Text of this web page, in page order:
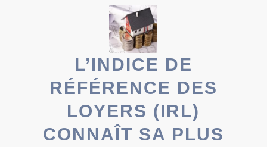
L’INDICE DE
RÉFÉRENCE DES
LOYERS (IRL)
CONNAÎT SA PLUS